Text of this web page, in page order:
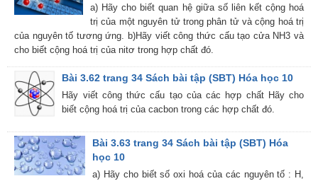
a) Hãy cho biết quan hệ giữa số liên kết cộng hoá
trị của một nguyên tử trong phân tử và cộng hoá trị
của nguyên tố tương ứng. b)Hãy viết công thức cấu tạo cửa NH3 và
cho biết cộng hoá trị của nitơ trong hợp chất đó.
Bài 3.62 trang 34 Sách bài tập (SBT) Hóa học 10
Hãy viết công thức cấu tạo của các hợp chất Hãy cho
biết cộng hoá trị của cacbon trong các hợp chất đó.
Bài 3.63 trang 34 Sách bài tập (SBT) Hóa
học 10
a) Hãy cho biết số oxi hoá của các nguyên tố : H,